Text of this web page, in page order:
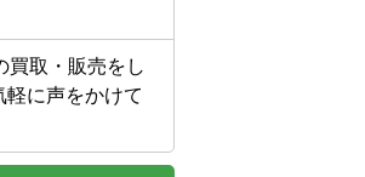
買取・販売をし
に声をかけて